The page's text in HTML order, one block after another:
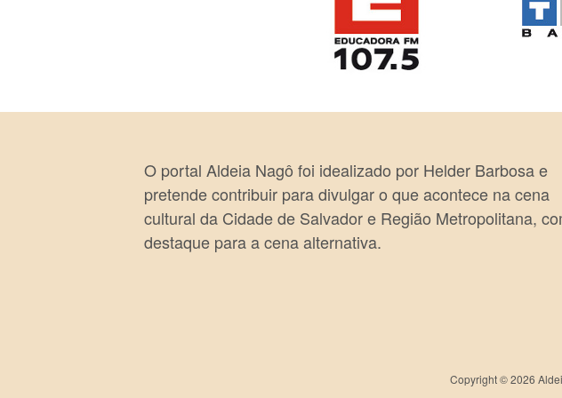
O portal Aldeia Nagô foi idealizado por Helder Barbosa e
pretende contribuir para divulgar o que acontece na cena
cultural da Cidade de Salvador e Região Metropolitana,
destaque para a cena alternativa.
Copyright © 2026